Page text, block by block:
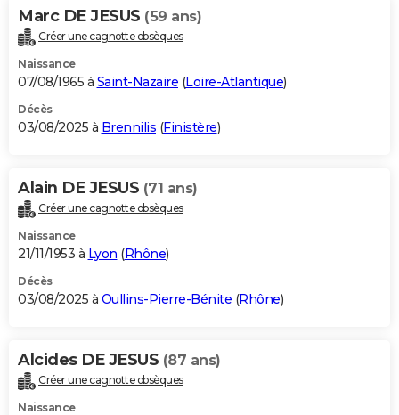
Marc DE JESUS (59 ans)
Créer une cagnotte obsèques
Naissance
07/08/1965 à Saint-Nazaire (Loire-Atlantique)
Décès
03/08/2025 à Brennilis (Finistère)
Alain DE JESUS (71 ans)
Créer une cagnotte obsèques
Naissance
21/11/1953 à Lyon (Rhône)
Décès
03/08/2025 à Oullins-Pierre-Bénite (Rhône)
Alcides DE JESUS (87 ans)
Créer une cagnotte obsèques
Naissance